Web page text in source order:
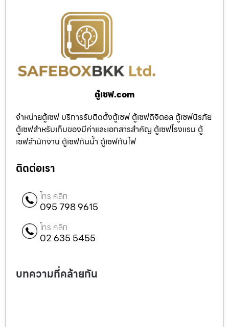
ตู้เซฟ.com
จำหน่ายตู้เซฟ บริการรับติดตั้งตู้เซฟ ตู้เซฟดิจิตอล ตู้เซฟนิรภัย
ตู้เซฟสำหรับเก็บของมีค่าและเอกสารสำคัญ ตู้เซฟโรงแรม ตู้
เซฟสำนักงาน ตู้เซฟกันน้ำ ตู้เซฟกันไฟ
ติดต่อเรา
โทร คลิก
095 798 9615
โทร คลิก
02 635 5455
บทความที่คล้ายกัน